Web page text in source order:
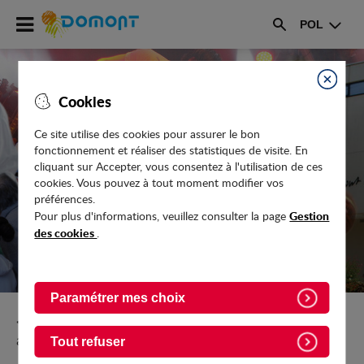
Cookies
Fermer
Ce site utilise des cookies pour assurer le bon
fonctionnement et réaliser des statistiques de visite. En
cliquant sur Accepter, vous consentez à l'utilisation de ces
cookies. Vous pouvez à tout moment modifier vos
préférences.
Pour plus d'informations, veuillez consulter la pageGestion
des cookies .
Paramétrer mes choix
Tout refuser
Accéder
au
menu
Accéder
contenu
Rechercher
POL
LE COMITÉ DES FÊTES
associations/Associations-culturelles